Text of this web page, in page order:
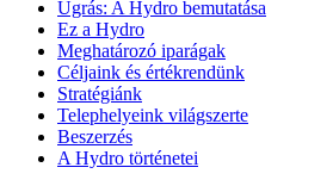
Ugrás: A Hydro bemutatása
Ez a Hydro
Meghatározó iparágak
Céljaink és értékrendünk
Stratégiánk
Telephelyeink világszerte
Beszerzés
A Hydro történetei